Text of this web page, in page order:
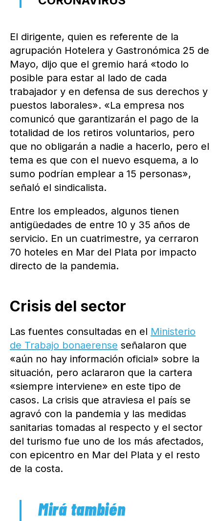
El dirigente, quien es referente de la
agrupación Hotelera y Gastronómica 25 de
Mayo, dijo que el gremio hará «todo lo
posible para estar al lado de cada
trabajador y en defensa de sus derechos y
puestos laborales». «La empresa nos
comunicó que garantizarán el pago de la
totalidad de los retiros voluntarios, pero
que no obligarán a nadie a hacerlo, pero el
tema es que con el nuevo esquema, a lo
sumo podrían emplear a 15 personas»,
señaló el sindicalista.
Entre los empleados, algunos tienen
antigüedades de entre 10 y 35 años de
servicio. En un cuatrimestre, ya cerraron
70 hoteles en Mar del Plata por impacto
directo de la pandemia.
Crisis del sector
Las fuentes consultadas en el Ministerio
de Trabajo bonaerense señalaron que
«aún no hay información oficial» sobre la
situación, pero aclararon que la cartera
«siempre interviene» en este tipo de
casos. La crisis que atraviesa el país se
agravó con la pandemia y las medidas
sanitarias tomadas al respecto y el sector
del turismo fue uno de los más afectados,
con epicentro en Mar del Plata y el resto
de la costa.